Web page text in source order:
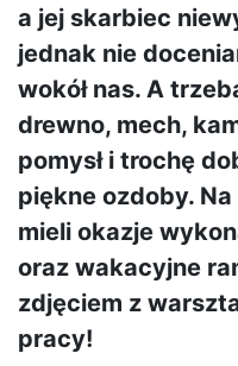
a jej skarbiec
jednak nie
wokół nas. A
drewno, mech,
pomysł i trochę
piękne ozdoby.
mieli okazje
oraz wakacyjne
zdjęciem z
pracy!